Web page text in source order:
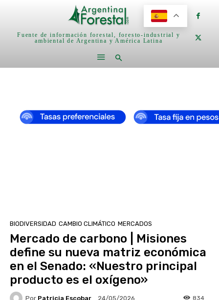
Fuente de información forestal, foresto-industrial y
ambiental de Argentina y América Latina
BIODIVERSIDAD CAMBIO CLIMÁTICO MERCADOS
Mercado de carbono | Misiones
define su nueva matriz económica
en el Senado: «Nuestro principal
producto es el oxígeno»
Por Patricia Escobar 834